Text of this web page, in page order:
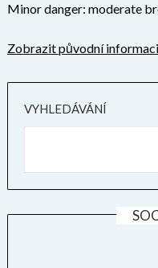
Minor danger: moderate
Zobrazit původní informaci
VYHLEDÁVÁNÍ